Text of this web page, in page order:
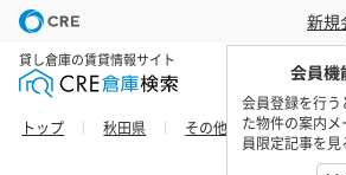
新規
会員機
会員登録を行
た物件の案内
員限定記事を見
貸し倉庫の賃貸情報サイト
トップ 秋田県 その他秋田エリア